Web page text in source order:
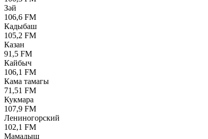
Зәй
106,6 FM
Кадыбаш
105,2 FM
Казан
91,5 FM
Кайбыч
106,1 FM
Кама тамагы
71,51 FM
Кукмара
107,9 FM
Лениногорский
102,1 FM
Мамадыш